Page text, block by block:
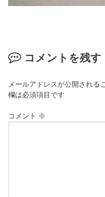
コメントを残す
メールアドレスが公開される
欄は必須項目です
コメント ※